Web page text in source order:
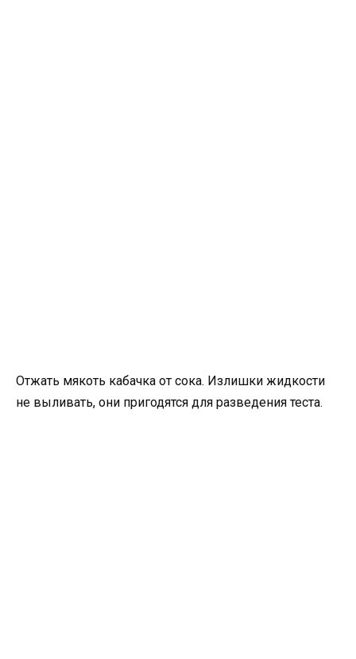
Отжать мякоть кабачка от сока. Излишки жидкости
не выливать, они пригодятся для разведения теста.